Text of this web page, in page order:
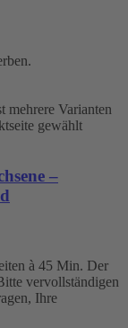
mehrere Varianten
gewählt
–
à 45 Min. Der
vervollständigen
Ihre